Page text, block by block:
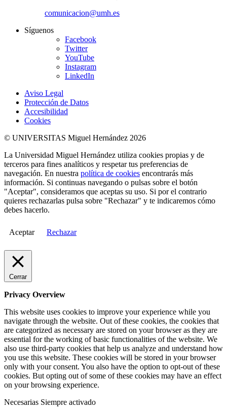
comunicacion@umh.es
Síguenos
Facebook
Twitter
YouTube
Instagram
LinkedIn
Aviso Legal
Protección de Datos
Accesibilidad
Cookies
© UNIVERSITAS Miguel Hernández 2026
La Universidad Miguel Hernández utiliza cookies propias y de
terceros para fines analíticos y respetar tus preferencias de
navegación. En nuestra política de cookies encontrarás más
información. Si continuas navegando o pulsas sobre el botón
"Aceptar", consideramos que aceptas su uso. Si por el contrario
quieres rechazarlas pulsa sobre "Rechazar" y te indicaremos cómo
debes hacerlo.
Aceptar Rechazar
Cerrar
Privacy Overview
This website uses cookies to improve your experience while you
navigate through the website. Out of these cookies, the cookies that
are categorized as necessary are stored on your browser as they are
essential for the working of basic functionalities of the website. We
also use third-party cookies that help us analyze and understand how
you use this website. These cookies will be stored in your browser
only with your consent. You also have the option to opt-out of these
cookies. But opting out of some of these cookies may have an effect
on your browsing experience.
Necesarias Siempre activado